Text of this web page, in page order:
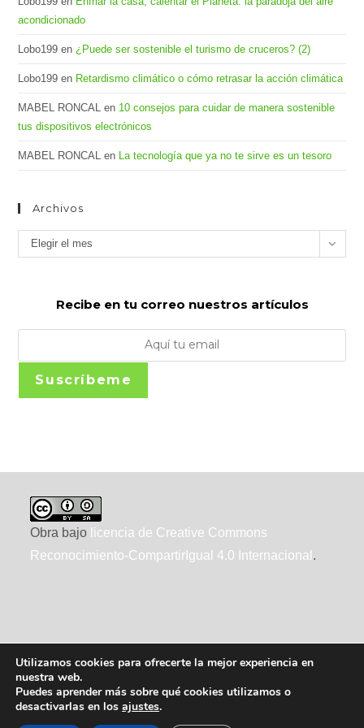
acondicionado
Lobo199 en ¿Puede ser sostenible el turismo de cruceros? (2)
Lobo199 en Retardismo climático o cómo retrasar la acción climática
MABEL RONCAL en 10 consejos para cuidar de manera sostenible
tus dispositivos electrónicos
MABEL RONCAL en La tecnología que ya no te sirve es un tesoro
Archivos
Archivos
Elegir el mes
Recibe en tu correo nuestros artículos
Suscríbeme
Obra bajo licencia de Creative Commons
Reconocimiento-CompartirIgual 4.0 Internacional .
2010-2026 ecointeligencia, realizado por
Utilizamos cookies para ofrecerte la mejor experiencia en
nuestra web.
Puedes aprender más sobre qué cookies utilizamos o
desactivarlas en los ajustes.